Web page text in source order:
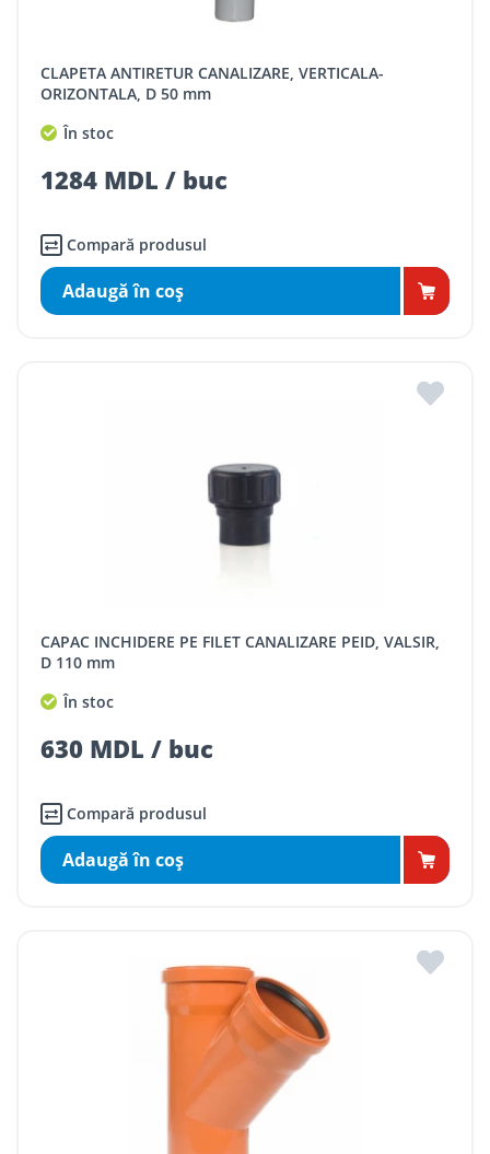
CLAPETA ANTIRETUR CANALIZARE, VERTICALA-
ORIZONTALA, D 50 mm
În stoc
1284 MDL / buc
Compară produsul
Adaugă în coş
CAPAC INCHIDERE PE FILET CANALIZARE PEID, VALSIR,
D 110 mm
În stoc
630 MDL / buc
Compară produsul
Adaugă în coş